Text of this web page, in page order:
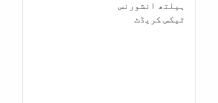
‏ہیلتھ انشورنس
ٹیکس کریڈٹ